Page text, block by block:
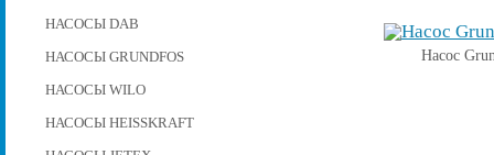
НАСОСЫ DAB
НАСОСЫ GRUNDFOS
НАСОСЫ WILO
НАСОСЫ HEISSKRAFT
Насос